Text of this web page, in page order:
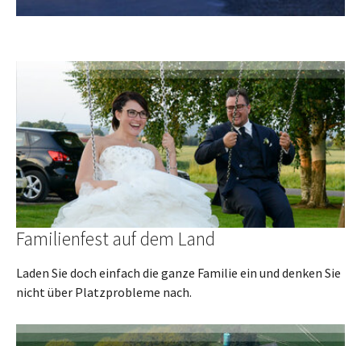
Familienfest auf dem Land
Laden Sie doch einfach die ganze Familie ein und denken Sie
nicht über Platzprobleme nach.